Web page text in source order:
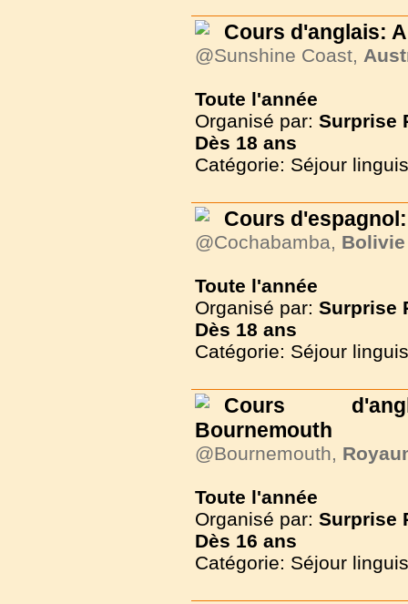
Cours d'anglais:
@Sunshine Coast,
Toute l'année
Organisé par: Surprise
Dès 18 ans
Catégorie: Séjour
Cours
@Cochabamba, Bolivie
Toute l'année
Organisé par: Surprise
Dès 18 ans
Catégorie: Séjour
Cours
Bournemouth
@Bournemouth,
Toute l'année
Organisé par: Surprise
Dès 16 ans
Catégorie: Séjour